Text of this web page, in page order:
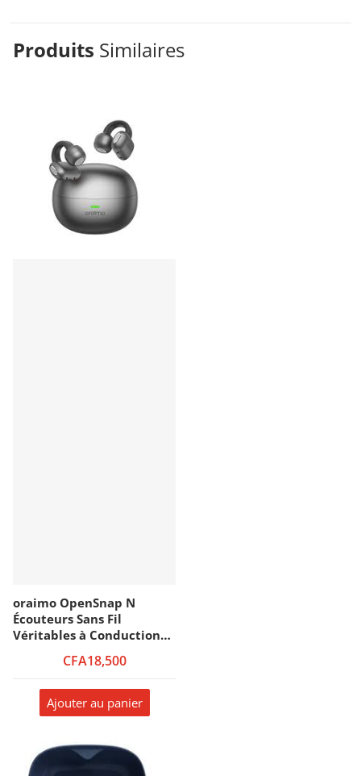
Produits Similaires
oraimo OpenSnap N
Écouteurs Sans Fil
Véritables à Conduction
CFA18,500
Ajouter au panier